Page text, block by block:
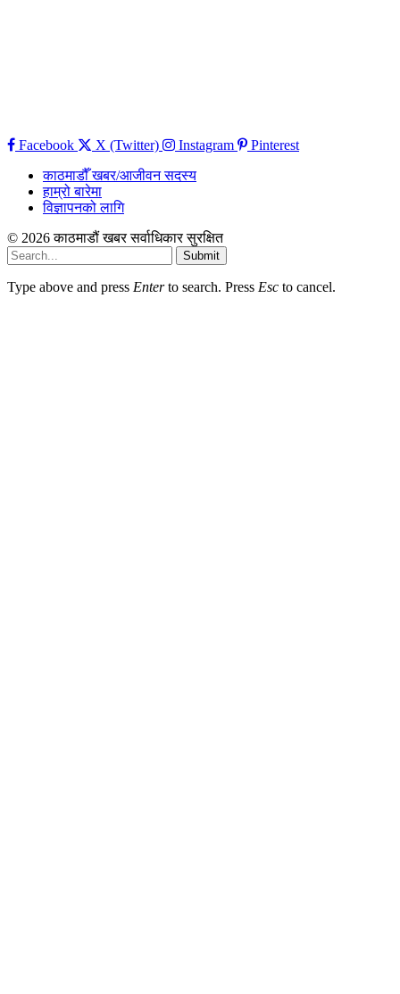
Facebook X (Twitter) Instagram
Pinterest
काठमाडौँ खबर/आजीवन सदस्य
हाम्रो बारेमा
विज्ञापनको लागि
© 2026 काठमाडौं खबर सर्वाधिकार सुरक्षित
Submit
Type above and press Enterto search. Press Esc to cancel.